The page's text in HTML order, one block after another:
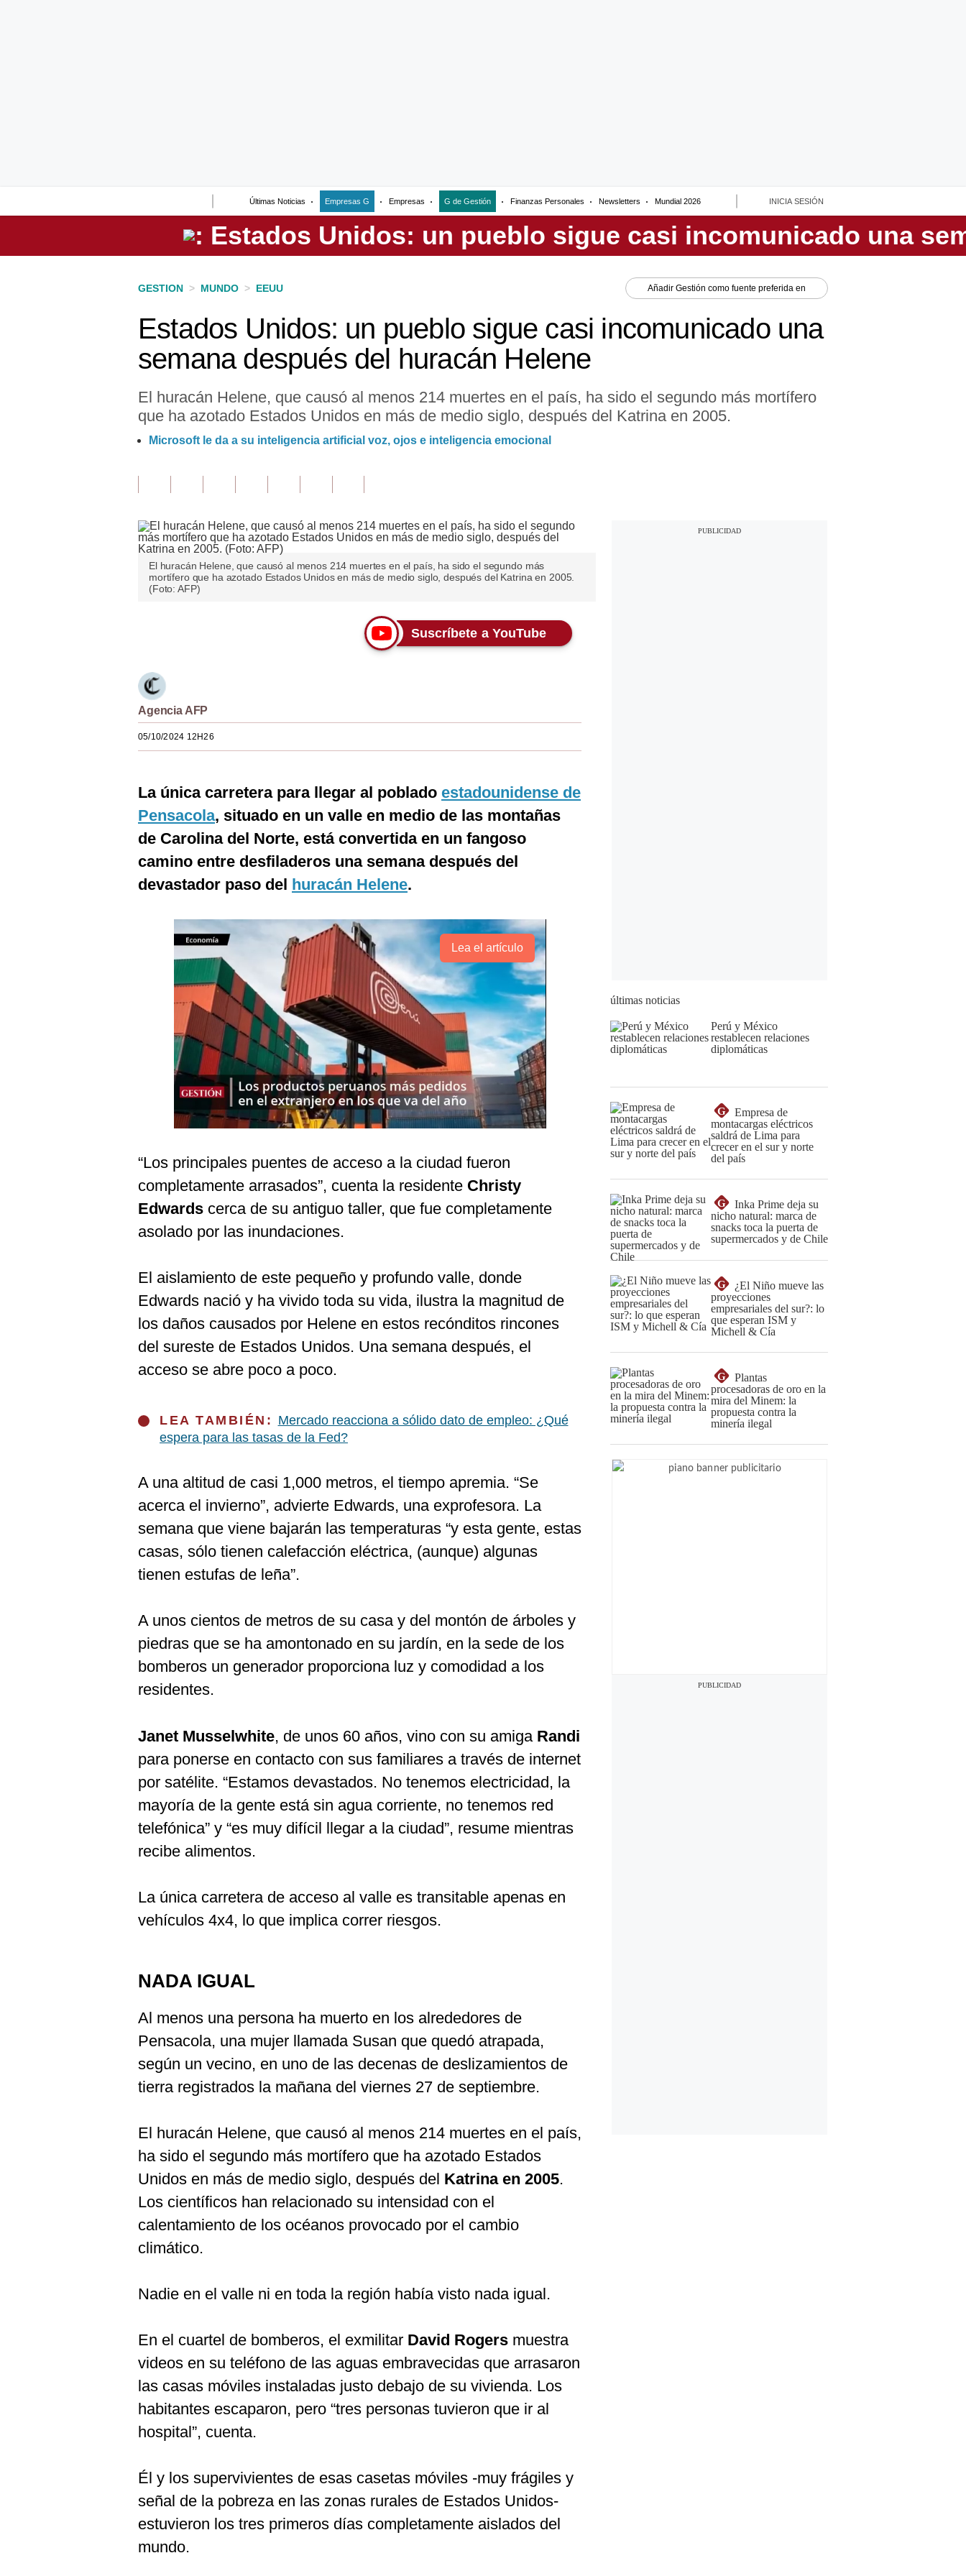
Últimas Noticias Empresas G Empresas G de Gestión Finanzas Personales Newsletters Mundial 2026 INICIA SESIÓN
Perú
GESTION > MUNDO > EEUU Añadir Gestión como fuente preferida en
Estados Unidos: un pueblo sigue casi incomunicado una
semana después del huracán Helene
El huracán Helene, que causó al menos 214 muertes en el país, ha sido el segundo más mortífero
que ha azotado Estados Unidos en más de medio siglo, después del Katrina en 2005.
Microsoft le da a su inteligencia artificial voz, ojos e inteligencia emocional
El huracán Helene, que causó al menos 214 muertes en el país, ha sido el segundo más
mortífero que ha azotado Estados Unidos en más de medio siglo, después del Katrina en 2005.
(Foto: AFP)
Suscríbete a YouTube
Agencia AFP
05/10/2024 12H26
La única carretera para llegar al poblado estadounidense de
Pensacola, situado en un valle en medio de las montañas
de Carolina del Norte, está convertida en un fangoso
camino entre desfiladeros una semana después del
devastador paso del huracán Helene.
Lea el artículo
“Los principales puentes de acceso a la ciudad fueron
completamente arrasados”, cuenta la residente Christy
Edwards cerca de su antiguo taller, que fue completamente
asolado por las inundaciones.
El aislamiento de este pequeño y profundo valle, donde
Edwards nació y ha vivido toda su vida, ilustra la magnitud de
los daños causados por Helene en estos recónditos rincones
del sureste de Estados Unidos. Una semana después, el
acceso se abre poco a poco.
LEA TAMBIÉN: Mercado reacciona a sólido dato de empleo: ¿Qué
espera para las tasas de la Fed?
A una altitud de casi 1,000 metros, el tiempo apremia. “Se
acerca el invierno”, advierte Edwards, una exprofesora. La
semana que viene bajarán las temperaturas “y esta gente, estas
casas, sólo tienen calefacción eléctrica, (aunque) algunas
tienen estufas de leña”.
A unos cientos de metros de su casa y del montón de árboles y
piedras que se ha amontonado en su jardín, en la sede de los
bomberos un generador proporciona luz y comodidad a los
residentes.
Janet Musselwhite, de unos 60 años, vino con su amiga Randi
para ponerse en contacto con sus familiares a través de internet
por satélite. “Estamos devastados. No tenemos electricidad, la
mayoría de la gente está sin agua corriente, no tenemos red
telefónica” y “es muy difícil llegar a la ciudad”, resume mientras
recibe alimentos.
La única carretera de acceso al valle es transitable apenas en
vehículos 4x4, lo que implica correr riesgos.
NADA IGUAL
Al menos una persona ha muerto en los alrededores de
Pensacola, una mujer llamada Susan que quedó atrapada,
según un vecino, en uno de las decenas de deslizamientos de
tierra registrados la mañana del viernes 27 de septiembre.
El huracán Helene, que causó al menos 214 muertes en el país,
ha sido el segundo más mortífero que ha azotado Estados
Unidos en más de medio siglo, después del Katrina en 2005.
Los científicos han relacionado su intensidad con el
calentamiento de los océanos provocado por el cambio
climático.
Nadie en el valle ni en toda la región había visto nada igual.
En el cuartel de bomberos, el exmilitar David Rogers muestra
videos en su teléfono de las aguas embravecidas que arrasaron
las casas móviles instaladas justo debajo de su vivienda. Los
habitantes escaparon, pero “tres personas tuvieron que ir al
hospital”, cuenta.
Él y los supervivientes de esas casetas móviles -muy frágiles y
señal de la pobreza en las zonas rurales de Estados Unidos-
estuvieron los tres primeros días completamente aislados del
mundo.
últimas noticias
Perú y México
restablecen relaciones
diplomáticas
G
Empresa de
montacargas eléctricos
saldrá de Lima para
crecer en el sur y norte
del país
G
Inka Prime deja su
nicho natural: marca de
snacks toca la puerta de
supermercados y de Chile
G
¿El Niño mueve las
proyecciones
empresariales del sur?: lo
que esperan ISM y
Michell & Cía
G
Plantas
procesadoras de oro en la
mira del Minem: la
propuesta contra la
minería ilegal